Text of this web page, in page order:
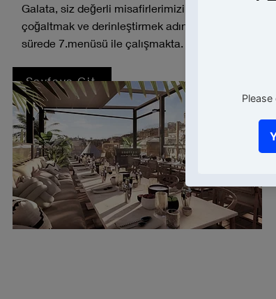
Galata, siz değerli misafirlerimizin deneyimlerini
çoğaltmak ve derinleştirmek adına bu kısa
sürede 7.menüsü ile çalışmakta.
Sayfaya Git